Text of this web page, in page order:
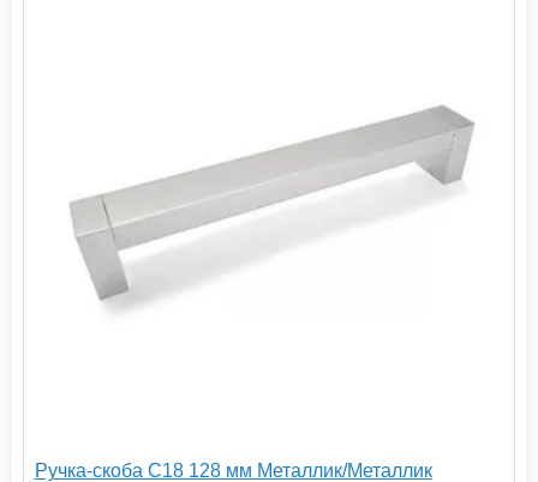
Ручка-скоба С18 128 мм Металлик/Металлик